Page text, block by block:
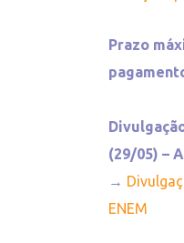
Prazo
(29/05) –
→
ENEM